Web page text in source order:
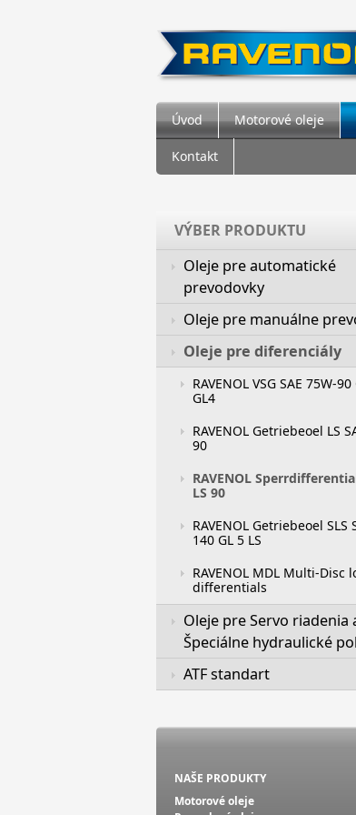
Úvod Motorové oleje
Kontakt
VÝBER PRODUKTU
Oleje pre automatické
prevodovky
Oleje pre manuálne
Oleje pre diferenciály
RAVENOL VSG SAE 75W-
GL4
RAVENOL Getriebeoel LS
90
RAVENOL
LS 90
RAVENOL Getriebeoel SLS
140 GL 5 LS
RAVENOL MDL Multi-Disc
differentials
Oleje pre Servo riadenia
Špeciálne hydraulické
ATF standart
NAŠE PRODUKTY
Motorové oleje